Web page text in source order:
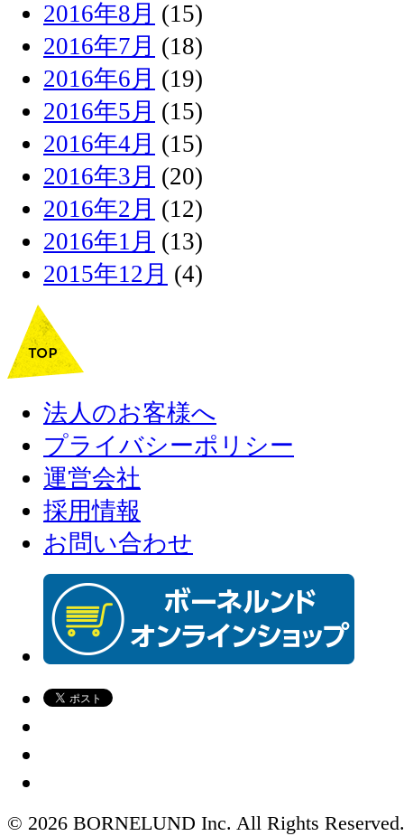
2016年8月 (15)
2016年7月 (18)
2016年6月 (19)
2016年5月 (15)
2016年4月 (15)
2016年3月 (20)
2016年2月 (12)
2016年1月 (13)
2015年12月 (4)
法人のお客様へ
プライバシーポリシー
運営会社
採用情報
お問い合わせ
© 2026 BORNELUND Inc. All Rights Reserved.